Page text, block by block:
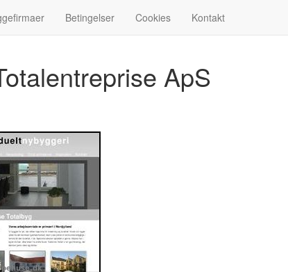
Betingelser Cookies Kontakt
ApS